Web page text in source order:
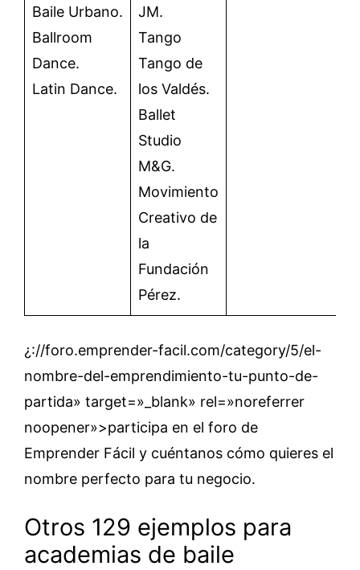
Baile Urbano.
Ballroom
Dance.
Latin Dance.
JM.
Tango
Tango de
los Valdés.
Ballet
Studio
M&G.
Movimiento
Creativo de
la
Fundación
Pérez.
¿://foro.emprender-facil.com/category/5/el-
nombre-del-emprendimiento-tu-punto-de-
partida» target=»_blank» rel=»noreferrer
noopener»>participa en el foro de
Emprender Fácil y cuéntanos cómo quieres el
nombre perfecto para tu negocio.
Otros 129 ejemplos para
academias de baile